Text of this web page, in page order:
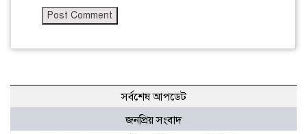
সর্বশেষ আপডেট
জনপ্রিয় সংবাদ